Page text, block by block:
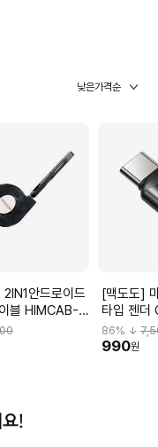
낮은가격순
안드로이드
블 HIMCAB-
[맥도도]
타입 젠
86% ↓
990원
!